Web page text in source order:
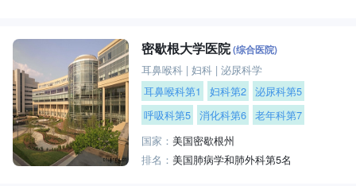
密歇根大学医院(综合医院)
耳鼻喉科 |妇科 |泌尿科学
耳鼻喉科第1
妇科第2 泌尿科第5
呼吸科第5 消化科第6 老年科第7
国家：美国密歇根州
排名：美国肺病学和肺外科第5名